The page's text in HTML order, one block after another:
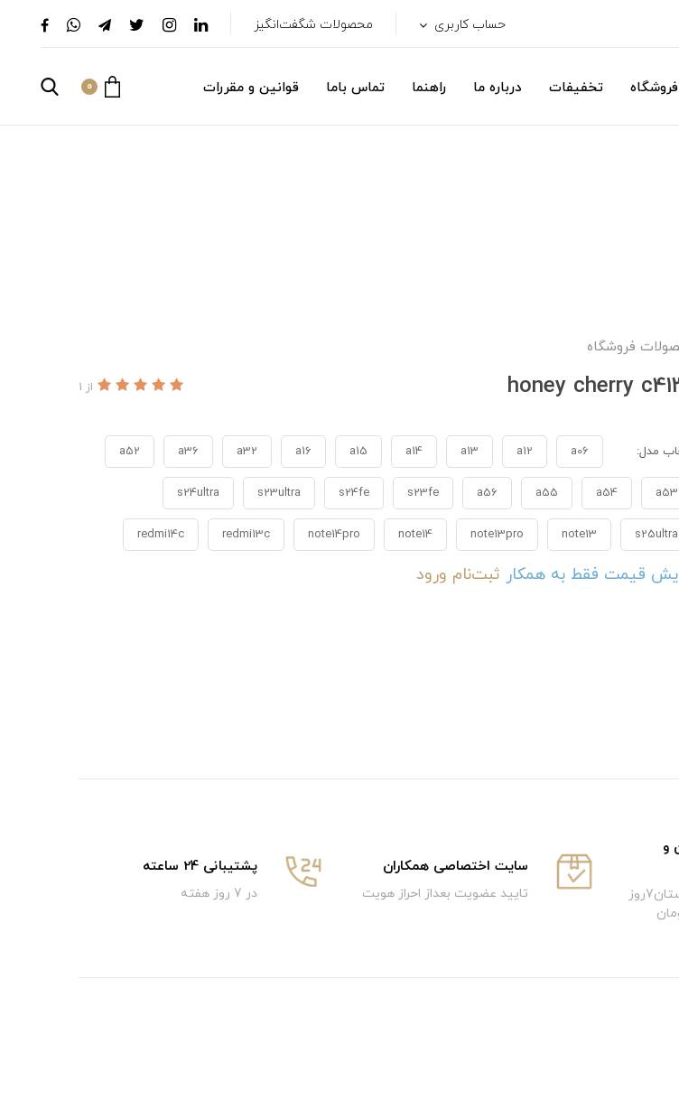
حساب کاربری محصولات شگفت‌انگیز
تخفیفات درباره ما راهنما تماس باما قوانین و مقررات 0
فروشگاه
honey cherry از 1
مدل: a06
a12
a13
a14
a15
a16
a32
a36
a52
a53
a54
a55
a56
s23fe
s24fe
s23ultra
s24ultra
s25ultra
note13
note13pro
note14
note14pro
redmi13c
redmi14c
قیمت فقط به همکار ثبت‌نام ورود
و
تهران 72ساعت ؛ شهرستان7روز
سایت اختصاصی همکاران
تایید عضویت بعداز احراز هویت
پشتیبانی 24 ساعته
در 7 روز هفته